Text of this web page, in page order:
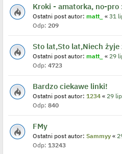
Kroki - amatorka, no-pro
Ostatni post autor: matt_ « 31
Odp: 209
Sto lat,Sto lat,Niech
Ostatni post autor: matt_ « 29
Odp: 4723
Bardzo ciekawe linki!
Ostatni post autor: 1234 « 29
Odp: 840
FMy
Ostatni post autor: Sammyy «
Odp: 13243